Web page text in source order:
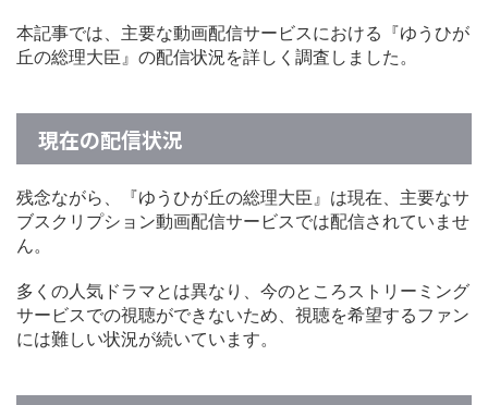
本記事では、主要な動画配信サービスにおける『ゆうひが
丘の総理大臣』の配信状況を詳しく調査しました。
現在の配信状況
残念ながら、『ゆうひが丘の総理大臣』は現在、主要なサ
ブスクリプション動画配信サービスでは配信されていませ
ん。
多くの人気ドラマとは異なり、今のところストリーミング
サービスでの視聴ができないため、視聴を希望するファン
には難しい状況が続いています。